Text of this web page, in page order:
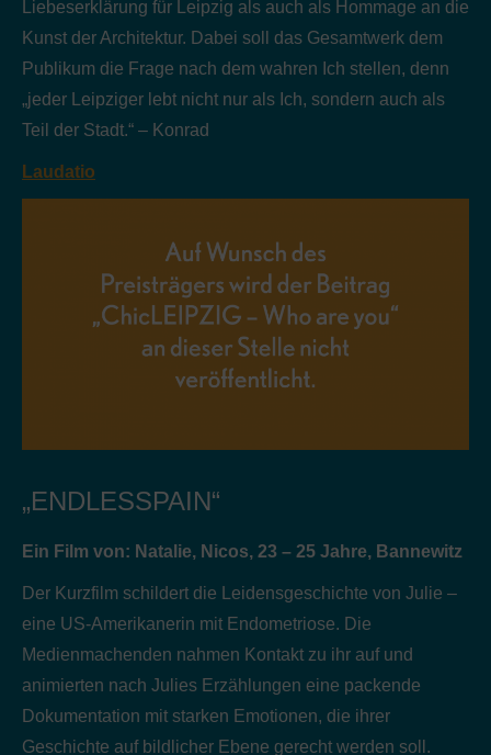
Liebeserklärung für Leipzig als auch als Hommage an die
Kunst der Architektur. Dabei soll das Gesamtwerk dem
Publikum die Frage nach dem wahren Ich stellen, denn
„jeder Leipziger lebt nicht nur als Ich, sondern auch als
Teil der Stadt.“ – Konrad
Laudatio
„ENDLESSPAIN“
Ein Film von: Natalie, Nicos, 23 – 25 Jahre, Bannewitz
Der Kurzfilm schildert die Leidensgeschichte von Julie –
eine US-Amerikanerin mit Endometriose. Die
Medienmachenden nahmen Kontakt zu ihr auf und
animierten nach Julies Erzählungen eine packende
Dokumentation mit starken Emotionen, die ihrer
Geschichte auf bildlicher Ebene gerecht werden soll.